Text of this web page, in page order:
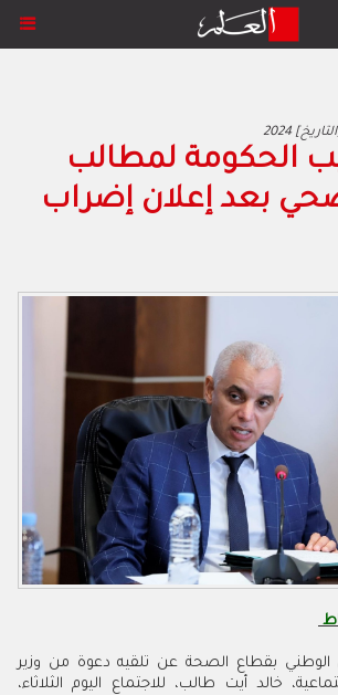
الحكومة لمطالب
بعد إعلان إضراب
الوطني بقطاع الصحة عن تلقيه دعوة من وزير
خالد أيت طالب، للاجتماع اليوم الثلاثاء،